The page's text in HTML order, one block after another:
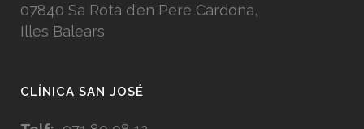
07840 Sa Rota d'en Pere Cardona,
Illes Balears
CLÍNICA SAN JOSÉ